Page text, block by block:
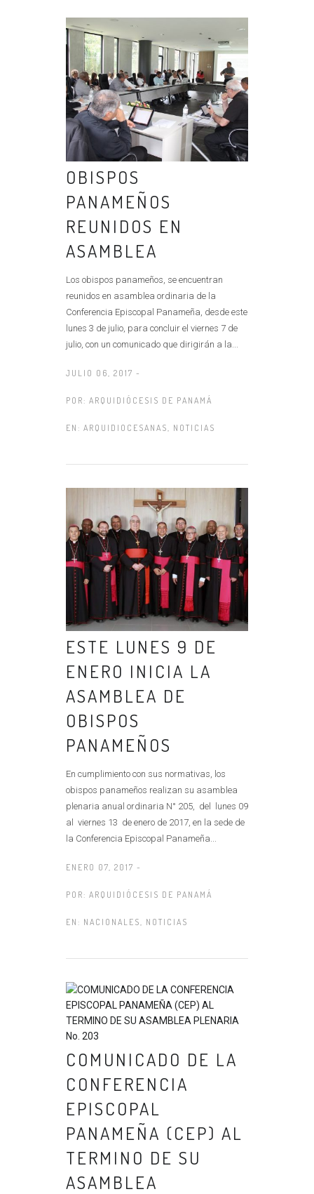
OBISPOS
PANAMEÑOS
REUNIDOS EN
ASAMBLEA
Los obispos panameños, se encuentran
reunidos en asamblea ordinaria de la
Conferencia Episcopal Panameña, desde este
lunes 3 de julio, para concluir el viernes 7 de
julio, con un comunicado que dirigirán a la...
JULIO 06, 2017 -
POR: ARQUIDIÓCESIS DE PANAMÁ
EN: ARQUIDIOCESANAS NOTICIAS
ESTE LUNES 9 DE
ENERO INICIA LA
ASAMBLEA DE
OBISPOS
PANAMEÑOS
En cumplimiento con sus normativas, los
obispos panameños realizan su asamblea
plenaria anual ordinaria N° 205, del lunes 09
al viernes 13 de enero de 2017, en la sede de
la Conferencia Episcopal Panameña...
ENERO 07, 2017 -
POR: ARQUIDIÓCESIS DE PANAMÁ
EN: NACIONALES, NOTICIAS
COMUNICADO DE LA
CONFERENCIA
EPISCOPAL
PANAMEÑA (CEP) AL
TERMINO DE SU
ASAMBLEA